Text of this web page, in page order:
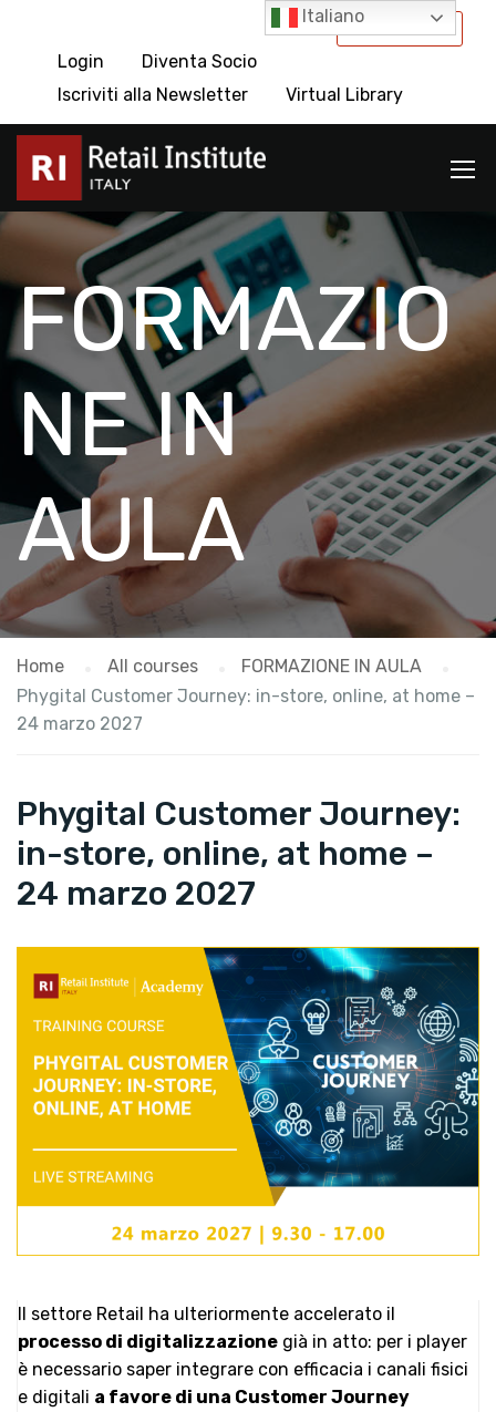
International
Login
Diventa Socio
Iscriviti alla Newsletter
Virtual Library
FORMAZIO
NE IN
AULA
Home All courses
FORMAZIONE IN AULA
Phygital Customer Journey: in-store, online, at home –
24 marzo 2027
Phygital Customer Journey:
in-store, online, at home –
24 marzo 2027
Il settore Retail ha ulteriormente accelerato il
processo di digitalizzazione già in atto: per i player
è necessario saper integrare con efficacia i canali fisici
e digitali a favore di una Customer Journey
Italiano